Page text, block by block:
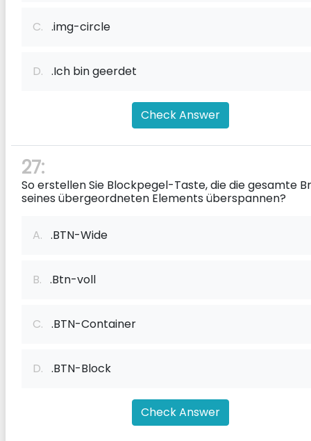
C. .img-circle
D. .Ich bin geerdet
Check Answer
27:
So erstellen Sie Blockpegel-Taste, die die gesamte
seines übergeordneten Elements überspannen?
A. .BTN-Wide
B. .Btn-voll
C. .BTN-Container
D. .BTN-Block
Check Answer